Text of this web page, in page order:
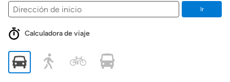
Ir
Calculadora de viaje